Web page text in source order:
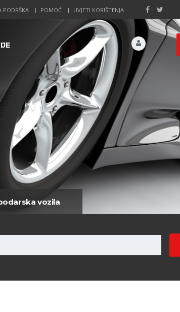
PODRŠKA POMOĆ UVJETI KORIŠTENJA
vozila